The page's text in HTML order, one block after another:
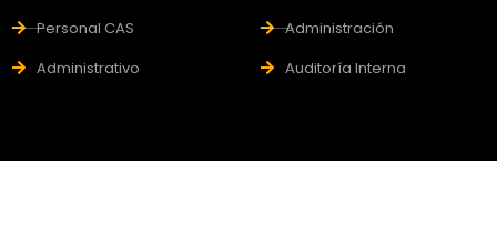
Personal CAS
Administrativo
Administración
Auditoría Interna